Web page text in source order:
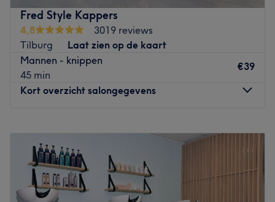
aanwezig. Persoonlijke aandacht, uitstekende kwaliteit
en vakmanschap zijn de ingrediënten die ervoor zorgen
dat jij de salon met een geweldige coupe verlaat.
Fred Style Kappers
4,8
3019 reviews
Tilburg
Laat zien op de kaart
Mannen - knippen
45 min
€39
Kort overzicht salongegevens
08:30– 17:30
Woensdag
Donderdag
Vrijdag
09:00
Zaterdag
08:00